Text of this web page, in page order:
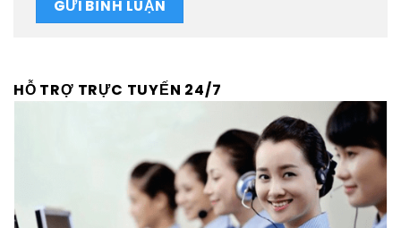
HỖ TRỢ TRỰC TUYẾN 24/7